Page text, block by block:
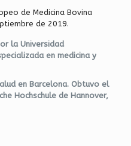
de Medicina Bovina
de 2019.
la Universidad
en medicina y
en Barcelona. Obtuvo el
Hochschule de Hannover,